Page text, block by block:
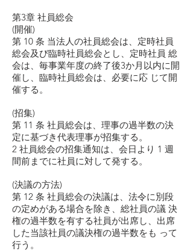
第3章 社員総会
(開催)
第 10 条 当法人の社員総会は、定時社員
総会及び臨時社員総会とし、定時社員 総
会は、毎事業年度の終了後3か月以内に開
催し、臨時社員総会は、必要に応 じて開
催する。
(招集)
第 11 条 社員総会は、理事の過半数の決
定に基づき代表理事が招集する。
2 社員総会の招集通知は、会日より 1 週
間前までに社員に対して発する。
(決議の方法)
第 12 条 社員総会の決議は、法令に別段
の定めがある場合を除き、総社員の議 決
権の過半数を有する社員が出席し、出席
した当該社員の議決権の過半数をも って
行う。